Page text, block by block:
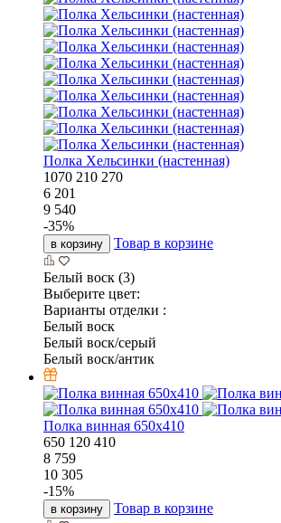
Полка Хельсинки (настенная)
1070 210 270
6 201
9 540
-35%
в корзину Товар в корзине
Белый воск (3)
Выберите цвет:
Варианты отделки :
Белый воск
Белый воск/серый
Белый воск/антик
Полка винная 650х410
650 120 410
8 759
10 305
-15%
в корзину Товар в корзине